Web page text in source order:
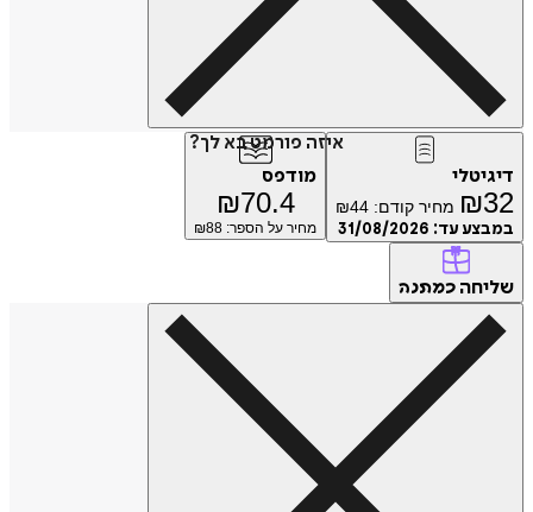
איזה פורמט בא לך?
דיגיטלי
₪32 מחיר קודם: ₪44
במבצע עד: 31/08/2026
מודפס
₪70.4
מחיר על הספר: ₪ 88
שליחה כמתנה